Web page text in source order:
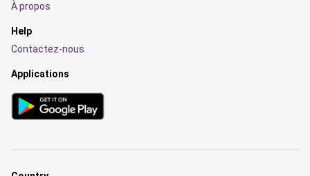
À propos
Help
Contactez-nous
Applications